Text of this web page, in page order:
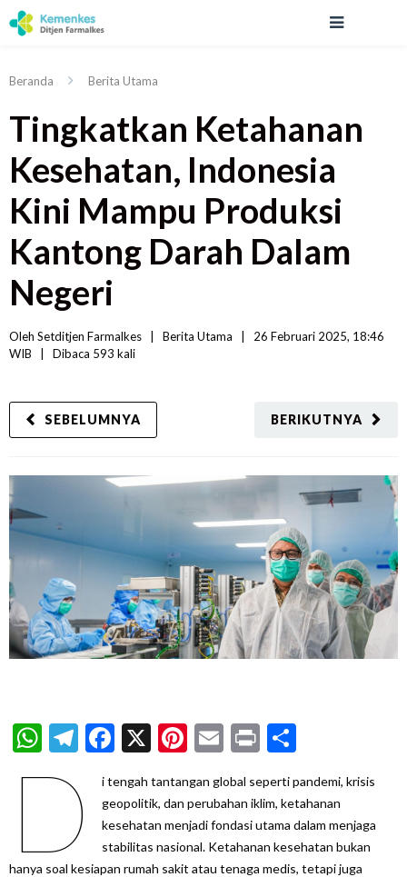
Beranda Berita Utama
Tingkatkan Ketahanan
Kesehatan, Indonesia
Kini Mampu Produksi
Kantong Darah Dalam
Negeri
Oleh Setditjen Farmalkes Berita Utama
26 Februari 2025, 18:46
WIB
Dibaca 593 kali
BERIKUTNYA
SEBELUMNYA
WhatsApp
Telegram
Facebook
X Pinterest
Email
Print
D
i tengah tantangan global seperti pandemi, krisis
geopolitik, dan perubahan iklim, ketahanan
kesehatan menjadi fondasi utama dalam menjaga
stabilitas nasional. Ketahanan kesehatan bukan
hanya soal kesiapan rumah sakit atau tenaga medis, tetapi juga